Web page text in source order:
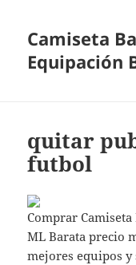
Camiseta
Equipación
quitar
futbol
Comprar
ML Barata precio
mejores equipos